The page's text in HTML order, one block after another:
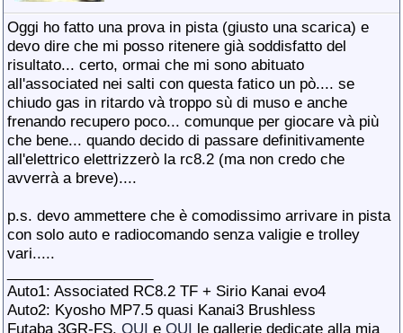
Oggi ho fatto una prova in pista (giusto una scarica) e
devo dire che mi posso ritenere già soddisfatto del
risultato... certo, ormai che mi sono abituato
all'associated nei salti con questa fatico un pò.... se
chiudo gas in ritardo và troppo sù di muso e anche
frenando recupero poco... comunque per giocare và più
che bene... quando decido di passare definitivamente
all'elettrico elettrizzerò la rc8.2 (ma non credo che
avverrà a breve)....
p.s. devo ammettere che è comodissimo arrivare in pista
con solo auto e radiocomando senza valigie e trolley
vari.....
Auto1: Associated RC8.2 TF + Sirio Kanai evo4
Auto2: Kyosho MP7.5 quasi Kanai3 Brushless
Futaba 3GR-FS. QUI e QUI le gallerie dedicate alla mia